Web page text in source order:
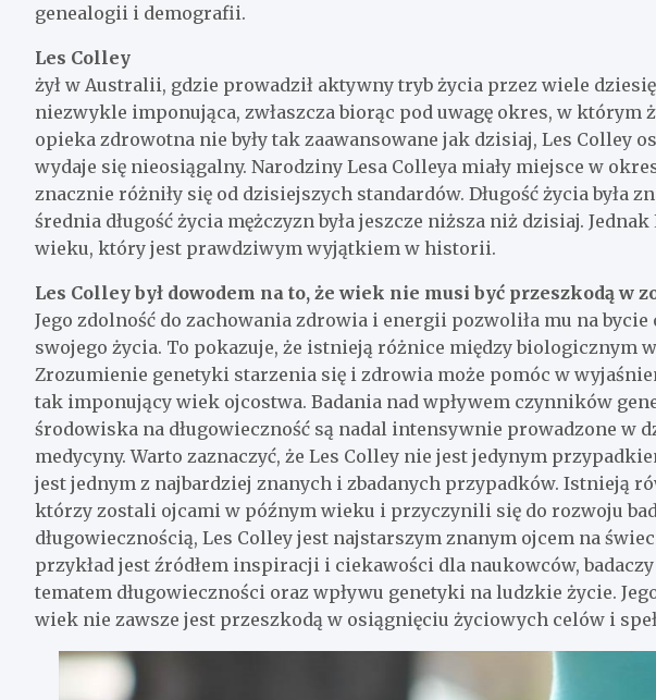
genealogii i demografii.
Les Colley
żył w Australii, gdzie prowadził aktywny tryb życia przez wiele
niezwykle imponująca, zwłaszcza biorąc pod uwagę okres, w którym
opieka zdrowotna nie były tak zaawansowane jak dzisiaj, Les Colley
wydaje się nieosiągalny. Narodziny Lesa Colleya miały miejsce w
znacznie różniły się od dzisiejszych standardów. Długość życia była
średnia długość życia mężczyzn była jeszcze niższa niż dzisiaj.
wieku, który jest prawdziwym wyjątkiem w historii.
Les Colley był dowodem na to, że wiek nie musi być przeszkodą w
Jego zdolność do zachowania zdrowia i energii pozwoliła mu na
swojego życia. To pokazuje, że istnieją różnice między biologicznym
Zrozumienie genetyki starzenia się i zdrowia może pomóc w
tak imponujący wiek ojcostwa. Badania nad wpływem czynników
środowiska na długowieczność są nadal intensywnie prowadzone w
medycyny. Warto zaznaczyć, że Les Colley nie jest jedynym
jest jednym z najbardziej znanych i zbadanych przypadków. Istnieją
którzy zostali ojcami w późnym wieku i przyczynili się do rozwoju
długowiecznością, Les Colley jest najstarszym znanym ojcem na
przykład jest źródłem inspiracji i ciekawości dla naukowców,
tematem długowieczności oraz wpływu genetyki na ludzkie życie.
wiek nie zawsze jest przeszkodą w osiągnięciu życiowych celów i